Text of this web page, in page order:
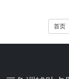
首页